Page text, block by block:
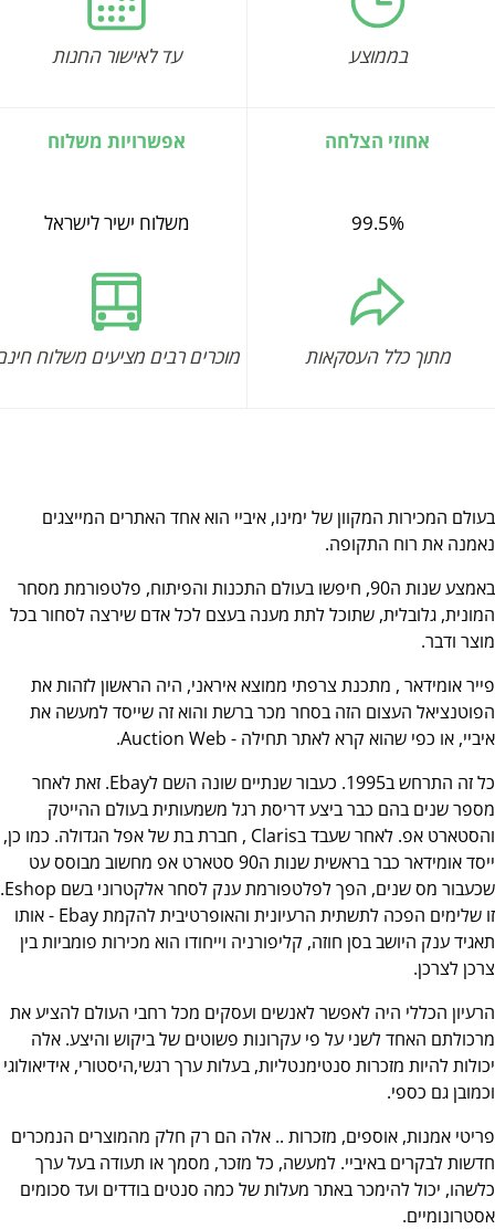
בממוצע עד לאישור החנות
אחוזי הצלחה
99.5%
מתוך כלל העסקאות
אפשרויות משלוח
משלוח ישיר לישראל
מוכרים רבים מציעים משלוח
בעולם המכירות המקוון של ימינו, איביי הוא אחד האתרים המייצגים
נאמנה את רוח התקופה.
באמצע שנות ה90, חיפשו בעולם התכנות והפיתוח, פלטפורמת מסחר
המונית, גלובלית, שתוכל לתת מענה בעצם לכל אדם שירצה לסחור בכל
מוצר ודבר.
פייר אומידאר , מתכנת צרפתי ממוצא איראני, היה הראשון לזהות את
הפוטנציאל העצום הזה בסחר מכר ברשת והוא זה שייסד למעשה את
איביי, או כפי שהוא קרא לאתר תחילה - Auction Web.
כל זה התרחש ב1995. כעבור שנתיים שונה השם לEbay. זאת לאחר
מספר שנים בהם כבר ביצע דריסת רגל משמעותית בעולם ההייטק
והסטארט אפ. לאחר שעבד בClaris , חברת בת של אפל הגדולה. כמו כן,
ייסד אומידאר כבר בראשית שנות ה90 סטארט אפ מחשוב מבוסס עט
שכעבור מס שנים, הפך לפלטפורמת ענק לסחר אלקטרוני בשם Eshop.
זו שלימים הפכה לתשתית הרעיונית והאופרטיבית להקמת Ebay - אותו
תאגיד ענק היושב בסן חוזה, קליפורניה וייחודו הוא מכירות פומביות בין
צרכן לצרכן.
הרעיון הכללי היה לאפשר לאנשים ועסקים מכל רחבי העולם להציע את
מרכולתם האחד לשני על פי עקרונות פשוטים של ביקוש והיצע. אלה
יכולות להיות מזכרות סנטימנטליות, בעלות ערך רגשי,היסטורי, אידיאולוגי
וכמובן גם כספי.
פריטי אמנות, אוספים, מזכרות .. אלה הם רק חלק מהמוצרים הנמכרים
חדשות לבקרים באיביי. למעשה, כל מזכר, מסמך או תעודה בעל ערך
כלשהו, יכול להימכר באתר מעלות של כמה סנטים בודדים ועד סכומים
אסטרונומיים.